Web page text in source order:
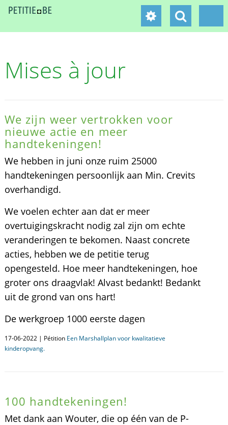
Mises à jour
We zijn weer vertrokken voor
nieuwe actie en meer
handtekeningen!
We hebben in juni onze ruim 25000
handtekeningen persoonlijk aan Min. Crevits
overhandigd.
We voelen echter aan dat er meer
overtuigingskracht nodig zal zijn om echte
veranderingen te bekomen. Naast concrete
acties, hebben we de petitie terug
opengesteld. Hoe meer handtekeningen, hoe
groter ons draagvlak! Alvast bedankt! Bedankt
uit de grond van ons hart!
De werkgroep 1000 eerste dagen
17-06-2022 | Pétition Een Marshallplan voor kwalitatieve
kinderopvang.
100 handtekeningen!
Met dank aan Wouter, die op één van de P-